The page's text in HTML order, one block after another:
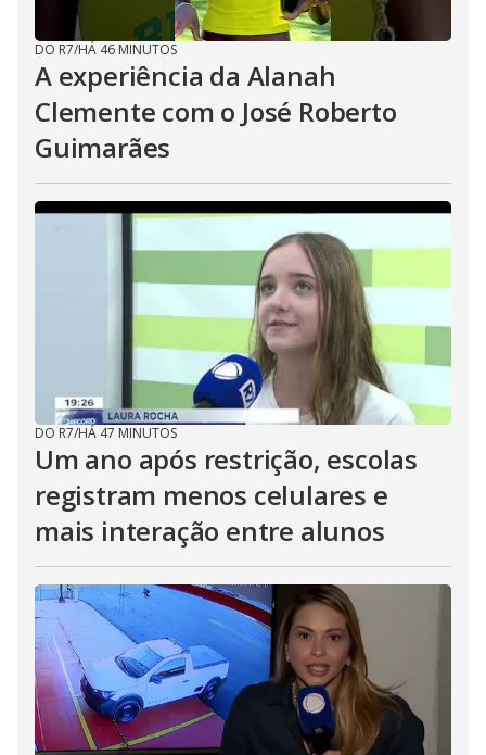
DO R7/HÁ 46 MINUTOS
A experiência da Alanah
Clemente com o José Roberto
Guimarães
DO R7/HÁ 47 MINUTOS
Um ano após restrição, escolas
registram menos celulares e
mais interação entre alunos